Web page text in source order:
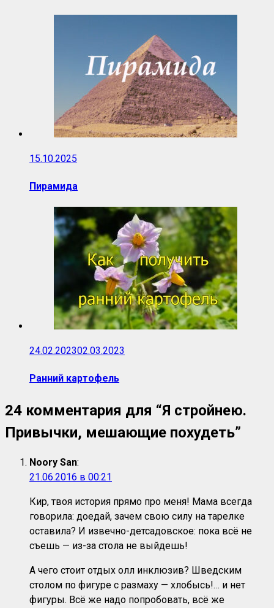
15.10.2025
Пирамида
24.02.202302.03.2023
Ранний картофель
24 комментария для “Я стройнею.
Привычки, мешающие похудеть”
Noory San:
21.06.2016 в 00:21
Кир, твоя история прямо про меня! Мама всегда
говорила: доедай, зачем свою силу на тарелке
оставила? И извечно-детсадовское: пока всё не
съешь — из-за стола не выйдешь!
А чего стоит отдых олл инклюзив? Шведским
столом по фигуре с размаху — хлобысь!… и нет
фигуры. Всё же надо попробовать, всё же